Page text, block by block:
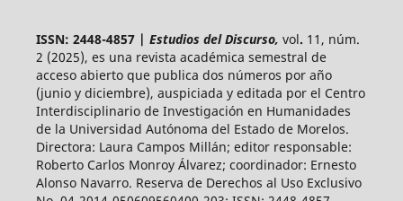
ISSN: 2448-4857 | Estudios del Discurso, vol. 11, núm.
2 (2025), es una revista académica semestral de
acceso abierto que publica dos números por año
(junio y diciembre), auspiciada y editada por el Centro
Interdisciplinario de Investigación en Humanidades
de la Universidad Autónoma del Estado de Morelos.
Directora: Laura Campos Millán; editor responsable:
Roberto Carlos Monroy Álvarez; coordinador: Ernesto
Alonso Navarro. Reserva de Derechos al Uso Exclusivo